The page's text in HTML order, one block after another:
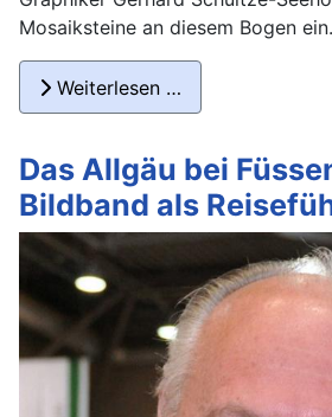
Mosaiksteine an diesem Bogen ein.
Weiterlesen …
Das Allgäu bei
Bildband als